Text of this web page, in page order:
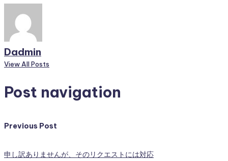
Dadmin
View All Posts
Post navigation
Previous Post
申し訳ありませんが、そのリクエストには対応